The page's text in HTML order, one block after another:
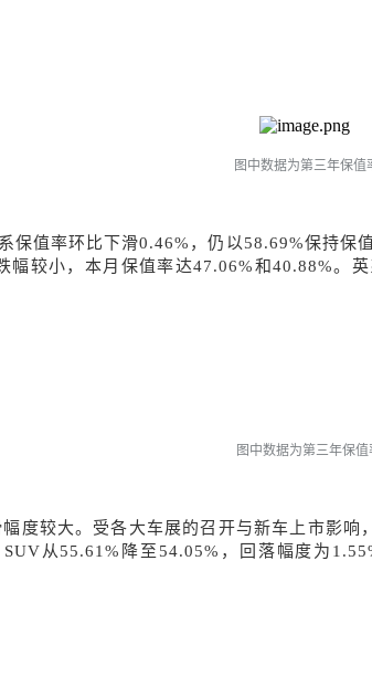
图中数据为第三年保值
保值率环比下滑0.46%，仍以58.69%保持保
较小，本月保值率达47.06%和40.88%。
图中数据为第三年保值
幅度较大。受各大车展的召开与新车上市影
从55.61%降至54.05%，回落幅度为